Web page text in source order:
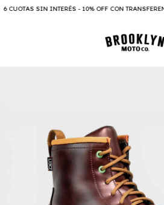
SIN INTERÉS - 10% OFF CON TRANSFERENCIA